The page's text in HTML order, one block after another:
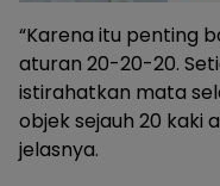
“Karena itu penting
aturan 20-20-20.
istirahatkan mata
objek sejauh 20 kaki
jelasnya.